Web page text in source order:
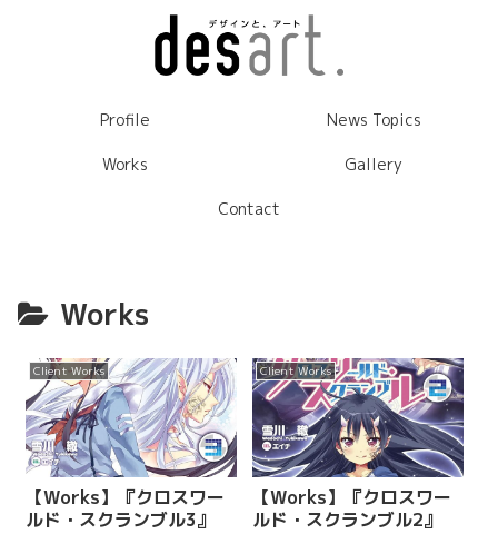
Profile News Topics
Works Gallery
Contact
Works
Client Works
【Works】『クロスワー
ルド・スクランブル3』
Client Works
【Works】『クロスワー
ルド・スクランブル2』